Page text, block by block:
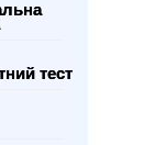
тест